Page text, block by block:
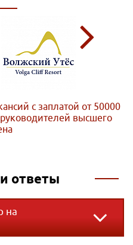
с заплатой от 50000
высшего
ответы
на